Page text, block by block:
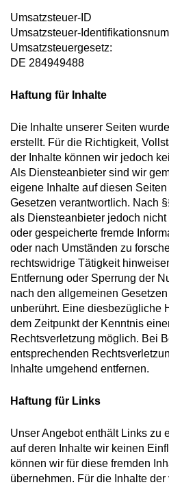
Umsatzsteuer-ID
Umsatzsteuer-
Umsatzsteuergesetz:
DE 284949488
Haftung für Inhalte
Die Inhalte unserer Seiten
erstellt. Für die Richtigkeit,
der Inhalte können wir jedoch
Als Diensteanbieter sind wir
eigene Inhalte auf diesen
Gesetzen verantwortlich. Nach
als Diensteanbieter jedoch
oder gespeicherte fremde
oder nach Umständen zu
rechtswidrige Tätigkeit
Entfernung oder Sperrung der
nach den allgemeinen
unberührt. Eine diesbezügliche
dem Zeitpunkt der Kenntnis
Rechtsverletzung möglich. Bei
entsprechenden
Inhalte umgehend entfernen.
Haftung für Links
Unser Angebot enthält Links zu
auf deren Inhalte wir keinen
können wir für diese fremden
übernehmen. Für die Inhalte